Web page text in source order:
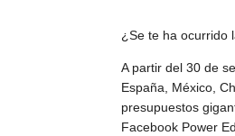
¿Se te ha ocurrido
A partir del 30 de
España, México,
presupuestos
Facebook Power